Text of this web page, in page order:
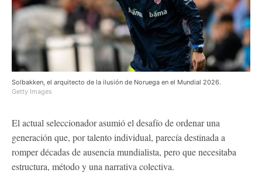
Solbakken, el arquitecto de la ilusión de Noruega en el Mundial 2026.
Getty Images
El actual seleccionador asumió el desafío de ordenar una
generación que, por talento individual, parecía destinada a
romper décadas de ausencia mundialista, pero que necesitaba
estructura, método y una narrativa colectiva.